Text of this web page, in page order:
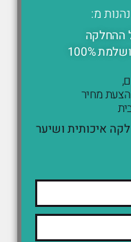
מ:
ההחלקה
100%
הצעת מחיר
איכותית ושיער